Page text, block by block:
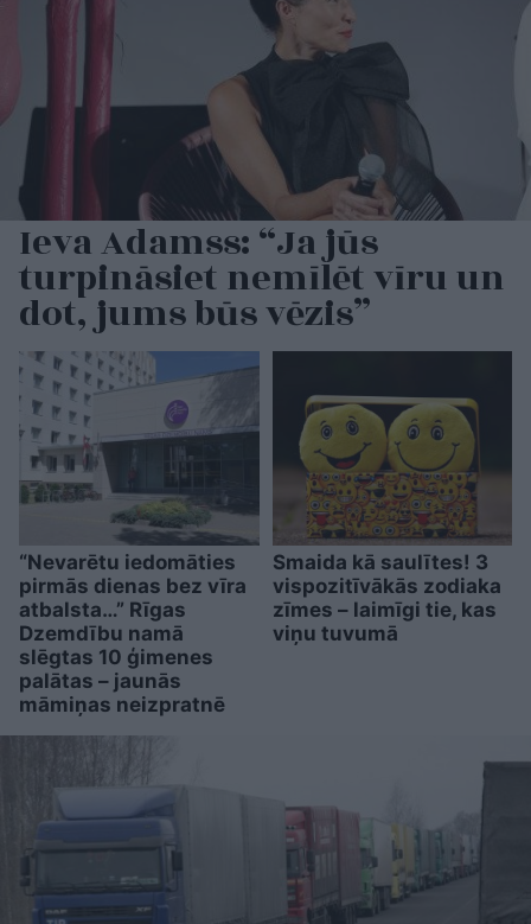
Ieva Adamss: “Ja jūs
turpināsiet nemīlēt vīru un
dot, jums būs vēzis”
“Nevarētu iedomāties
pirmās dienas bez vīra
atbalsta…” Rīgas
Dzemdību namā
slēgtas 10 ģimenes
palātas – jaunās
māmiņas neizpratnē
Smaida kā saulītes! 3
vispozitīvākās zodiaka
zīmes – laimīgi tie, kas
viņu tuvumā